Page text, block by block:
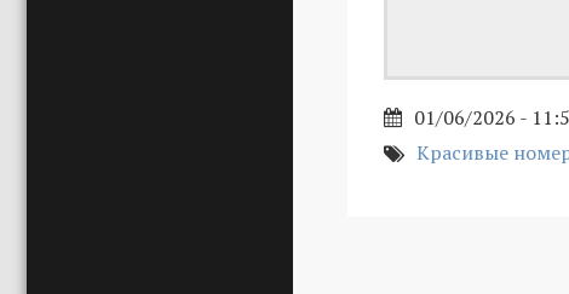
01/06/2026 -
Красивые